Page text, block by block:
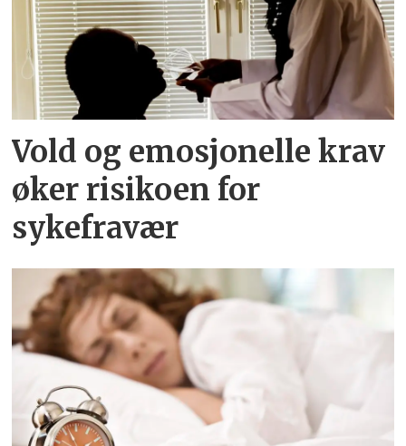
Vold og emosjonelle krav
øker risikoen for
sykefravær